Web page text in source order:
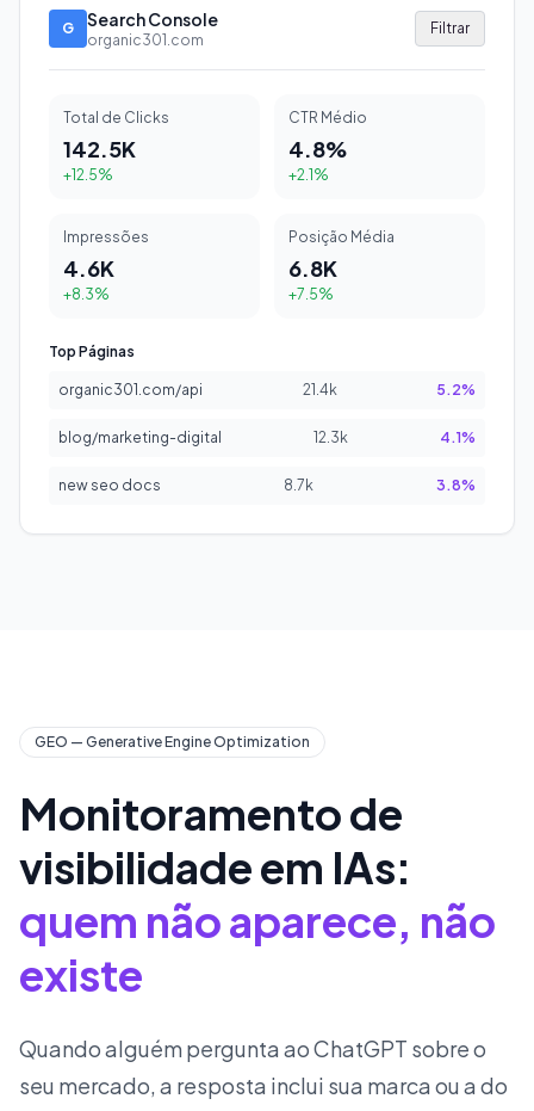
G Search Console
organic301.com
Filtrar
Total de Clicks
142.5K
+12.5%
CTR Médio
4.8%
+2.1%
Impressões
4.6K
+8.3%
Posição Média
6.8K
+7.5%
Top Páginas
organic301.com/api 21.4k 5.2%
blog/marketing-digital 12.3k 4.1%
new seo docs 8.7k 3.8%
GEO — Generative Engine Optimization
Monitoramento de
visibilidade em IAs:
quem não aparece, não
existe
Quando alguém pergunta ao ChatGPT sobre o
seu mercado, a resposta inclui sua marca ou a do